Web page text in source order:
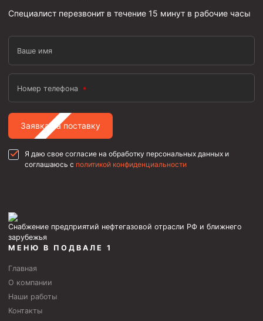
Специалист перезвонит в течение 15 минут в рабочие часы
Ваше имя
Номер телефона
Заявка на поставку
Я даю свое согласие на обработку персональных данных и
соглашаюсь с политикой конфиденциальности
Снабжение предприятий нефтегазовой отрасли РФ и ближнего
зарубежья
МЕНЮ В ПОДВАЛЕ 1
Главная
О компании
Наши работы
Контакты